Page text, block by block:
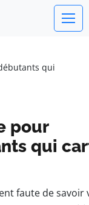
qui
pour
qui
faute de savoir